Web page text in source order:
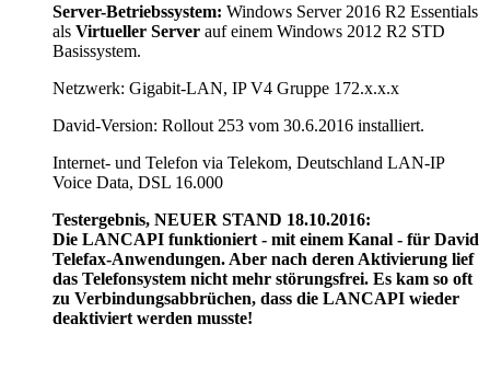
Server-Betriebssystem: Windows Server 2016 R2 Essentials
als Virtueller Server auf einem Windows 2012 R2 STD
Basissystem.
Netzwerk: Gigabit-LAN, IP V4 Gruppe 172.x.x.x
David-Version: Rollout 253 vom 30.6.2016 installiert.
Internet- und Telefon via Telekom, Deutschland LAN-IP
Voice Data, DSL 16.000
Testergebnis, NEUER STAND 18.10.2016:
Die LANCAPI funktioniert - mit einem Kanal - für David
Telefax-Anwendungen. Aber nach deren Aktivierung lief
das Telefonsystem nicht mehr störungsfrei. Es kam so oft
zu Verbindungsabbrüchen, dass die LANCAPI wieder
deaktiviert werden musste!